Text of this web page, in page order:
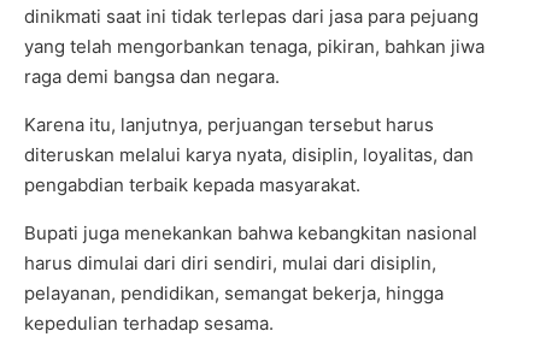
dinikmati saat ini tidak terlepas dari jasa para pejuang
yang telah mengorbankan tenaga, pikiran, bahkan jiwa
raga demi bangsa dan negara.
Karena itu, lanjutnya, perjuangan tersebut harus
diteruskan melalui karya nyata, disiplin, loyalitas, dan
pengabdian terbaik kepada masyarakat.
Bupati juga menekankan bahwa kebangkitan nasional
harus dimulai dari diri sendiri, mulai dari disiplin,
pelayanan, pendidikan, semangat bekerja, hingga
kepedulian terhadap sesama.